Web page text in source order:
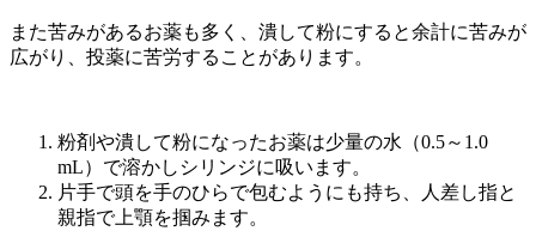
また苦みがあるお薬も多く、潰して粉にすると余計に苦みが
広がり、投薬に苦労することがあります。
粉剤や潰して粉になったお薬は少量の水（0.5～1.0
mL）で溶かしシリンジに吸います。
片手で頭を手のひらで包むようにも持ち、人差し指と
親指で上顎を掴みます。